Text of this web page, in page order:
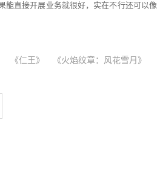
能直接开展业务就很好，实在不行还可以像
《仁王》 《火焰纹章：风花雪月》